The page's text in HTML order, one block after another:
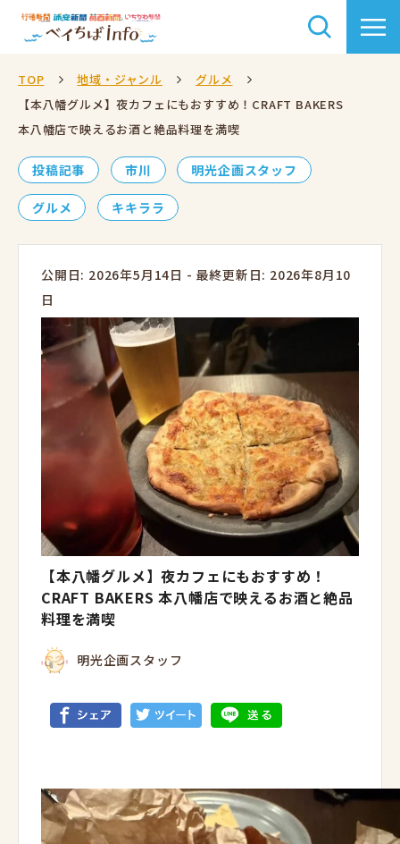
TOP 地域・ジャンル
グルメ
【本八幡グルメ】夜カフェにもおすすめ！CRAFT BAKERS
本八幡店で映えるお酒と絶品料理を満喫
投稿記事 市川 明光企画スタッフ
グルメ キキララ
公開日: 2026年5月14日 - 最終更新日: 2026年8月10
日
【本八幡グルメ】夜カフェにもおすすめ！
CRAFT BAKERS 本八幡店で映えるお酒と絶品
料理を満喫
明光企画スタッフ